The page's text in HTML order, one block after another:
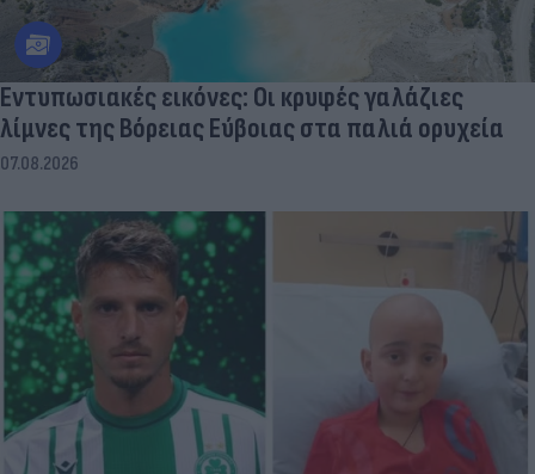
Εντυπωσιακές εικόνες: Οι κρυφές γαλάζιες
λίμνες της Βόρειας Εύβοιας στα παλιά ορυχεία
07.08.2026